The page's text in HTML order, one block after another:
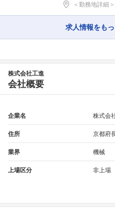
＜勤務地詳細＞関
求人情報をも
株式会社工進
会社概要
企業名 株式会
住所 京都府
業界 機械
上場区分 非上場